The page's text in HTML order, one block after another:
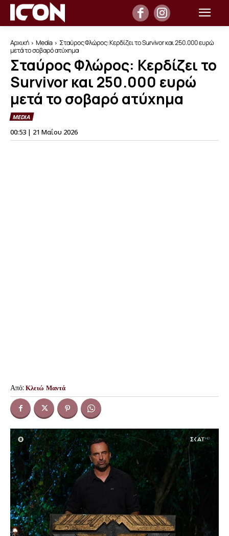
Αρχική Media
Σταύρος Φλώρος: Κερδίζει το Survivor και 250.000 ευρώ
μετά το σοβαρό ατύχημα
Σταύρος Φλώρος: Κερδίζει το
Survivor και 250.000 ευρώ
μετά το σοβαρό ατύχημα
MEDIA
00:53 | 21 Μαΐου 2026
Από: Κλειώ Μαντά